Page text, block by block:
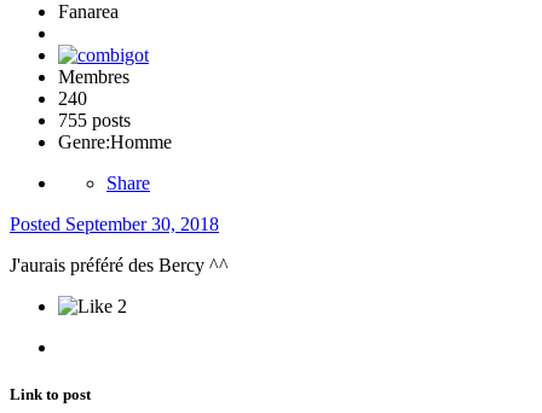
Fanarea
Membres
240
755 posts
Genre:Homme
Share
Posted September 30, 2018
J'aurais préféré des Bercy ^^
2
Link to post